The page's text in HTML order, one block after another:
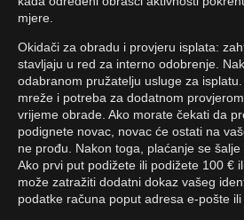
mjere.
Okidači za obradu i provjeru isplata:
stavljaju u red za interno odobrenje.
odabranom pružatelju usluge za
mreže i potreba za dodatnom
vrijeme obrade. Ako morate čekati da
podignete novac, novac će ostati na
ne prođu. Nakon toga, plaćanje se šalje
Ako prvi put podižete ili podižete 100 €
može zatražiti dodatni dokaz vašeg
podatke računa poput adresa e-pošte ili